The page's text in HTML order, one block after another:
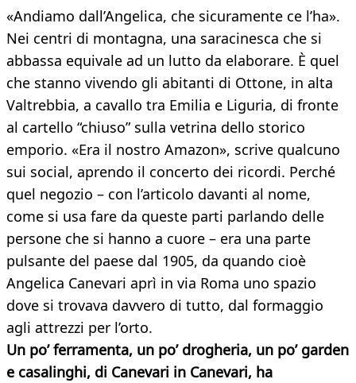
«Andiamo dall’Angelica, che sicuramente ce l’ha».
Nei centri di montagna, una saracinesca che si
abbassa equivale ad un lutto da elaborare. È quel
che stanno vivendo gli abitanti di Ottone, in alta
Valtrebbia, a cavallo tra Emilia e Liguria, di fronte
al cartello “chiuso” sulla vetrina dello storico
emporio. «Era il nostro Amazon», scrive qualcuno
sui social, aprendo il concerto dei ricordi. Perché
quel negozio – con l’articolo davanti al nome,
come si usa fare da queste parti parlando delle
persone che si hanno a cuore – era una parte
pulsante del paese dal 1905, da quando cioè
Angelica Canevari aprì in via Roma uno spazio
dove si trovava davvero di tutto, dal formaggio
agli attrezzi per l’orto.
Un po’ ferramenta, un po’ drogheria, un po’ garden
e casalinghi, di Canevari in Canevari, ha